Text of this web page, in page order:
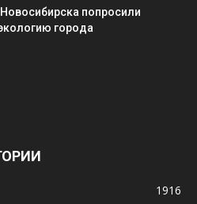
попросили
города
1916